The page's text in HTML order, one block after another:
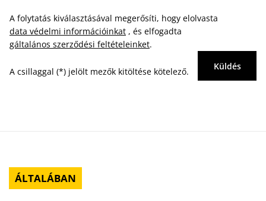
A folytatás kiválasztásával megerősíti, hogy elolvasta
data védelmi információinkat , és elfogadta
gáltalános szerződési feltételeinket.
A csillaggal (*) jelölt mezők kitöltése kötelező. Küldés
ÁLTALÁBAN